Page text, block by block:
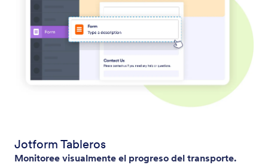
Jotform Tableros
Monitoree visualmente el progreso del transporte.